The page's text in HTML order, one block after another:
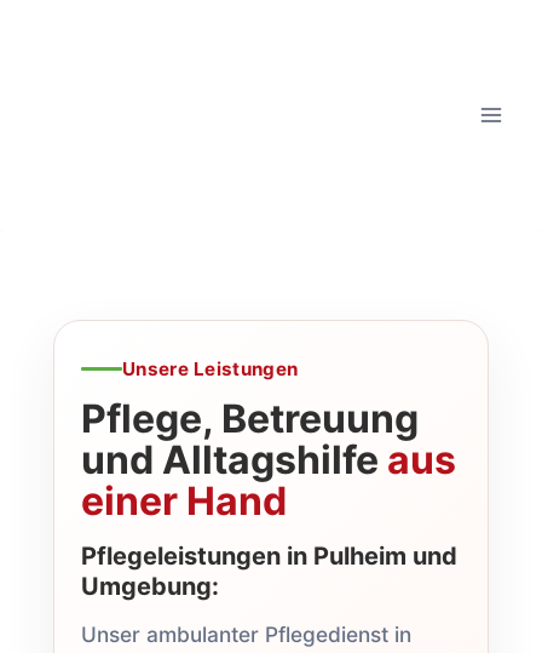
Unsere Leistungen
Pflege, Betreuung
und Alltags­hilfe aus
einer Hand
Pflegeleistungen in Pulheim und
Umgebung:
Unser ambulanter Pflegedienst in